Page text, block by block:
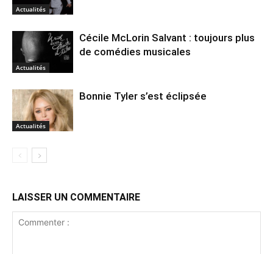
Actualités
Actualités
Cécile McLorin Salvant : toujours plus
de comédies musicales
Actualités
Bonnie Tyler s’est éclipsée
LAISSER UN COMMENTAIRE